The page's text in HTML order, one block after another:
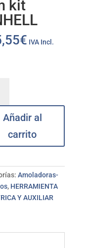
kit
€ IVA Incl.
Añadir al
carrito
Amoladoras-
, HERRAMIENTA
Y AUXILIAR